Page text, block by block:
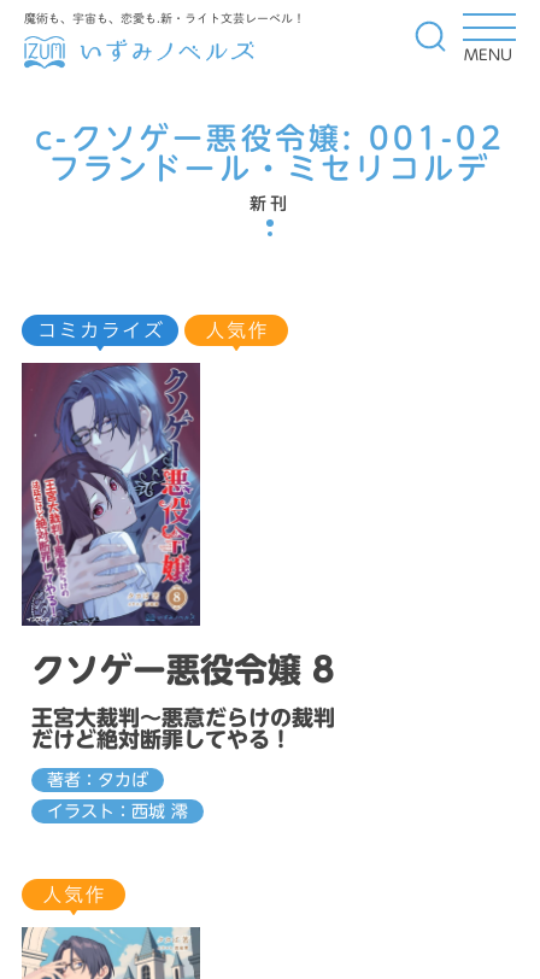
MENU
魔術も、宇宙も、恋愛も.新・ライト文芸レーベル！
c-クソゲー悪役令嬢: 001-02
フランドール・ミセリコルデ
新刊
クソゲー悪役令嬢 8
王宮大裁判～悪意だらけの裁判
だけど絶対断罪してやる！
著者：タカば
イラスト：西城 澪